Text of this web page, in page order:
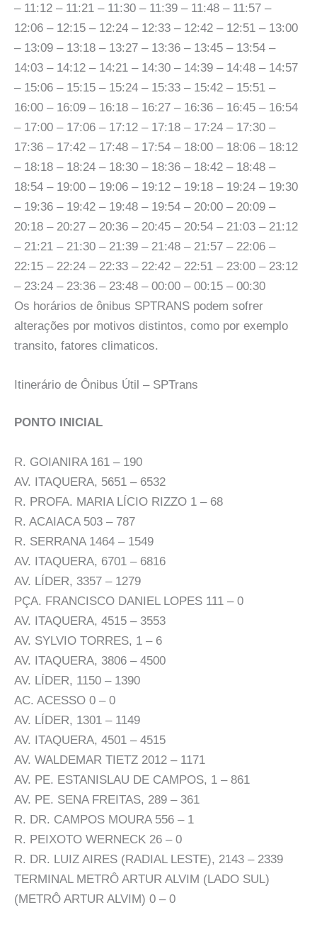
– 11:12 – 11:21 – 11:30 – 11:39 – 11:48 – 11:57 –
12:06 – 12:15 – 12:24 – 12:33 – 12:42 – 12:51 – 13:00
– 13:09 – 13:18 – 13:27 – 13:36 – 13:45 – 13:54 –
14:03 – 14:12 – 14:21 – 14:30 – 14:39 – 14:48 – 14:57
– 15:06 – 15:15 – 15:24 – 15:33 – 15:42 – 15:51 –
16:00 – 16:09 – 16:18 – 16:27 – 16:36 – 16:45 – 16:54
– 17:00 – 17:06 – 17:12 – 17:18 – 17:24 – 17:30 –
17:36 – 17:42 – 17:48 – 17:54 – 18:00 – 18:06 – 18:12
– 18:18 – 18:24 – 18:30 – 18:36 – 18:42 – 18:48 –
18:54 – 19:00 – 19:06 – 19:12 – 19:18 – 19:24 – 19:30
– 19:36 – 19:42 – 19:48 – 19:54 – 20:00 – 20:09 –
20:18 – 20:27 – 20:36 – 20:45 – 20:54 – 21:03 – 21:12
– 21:21 – 21:30 – 21:39 – 21:48 – 21:57 – 22:06 –
22:15 – 22:24 – 22:33 – 22:42 – 22:51 – 23:00 – 23:12
– 23:24 – 23:36 – 23:48 – 00:00 – 00:15 – 00:30
Os horários de ônibus SPTRANS podem sofrer
alterações por motivos distintos, como por exemplo
transito, fatores climaticos.
Itinerário de Ônibus Útil – SPTrans
PONTO INICIAL
R. GOIANIRA 161 – 190
AV. ITAQUERA, 5651 – 6532
R. PROFA. MARIA LÍCIO RIZZO 1 – 68
R. ACAIACA 503 – 787
R. SERRANA 1464 – 1549
AV. ITAQUERA, 6701 – 6816
AV. LÍDER, 3357 – 1279
PÇA. FRANCISCO DANIEL LOPES 111 – 0
AV. ITAQUERA, 4515 – 3553
AV. SYLVIO TORRES, 1 – 6
AV. ITAQUERA, 3806 – 4500
AV. LÍDER, 1150 – 1390
AC. ACESSO 0 – 0
AV. LÍDER, 1301 – 1149
AV. ITAQUERA, 4501 – 4515
AV. WALDEMAR TIETZ 2012 – 1171
AV. PE. ESTANISLAU DE CAMPOS, 1 – 861
AV. PE. SENA FREITAS, 289 – 361
R. DR. CAMPOS MOURA 556 – 1
R. PEIXOTO WERNECK 26 – 0
R. DR. LUIZ AIRES (RADIAL LESTE), 2143 – 2339
TERMINAL METRÔ ARTUR ALVIM (LADO SUL)
(METRÔ ARTUR ALVIM) 0 – 0